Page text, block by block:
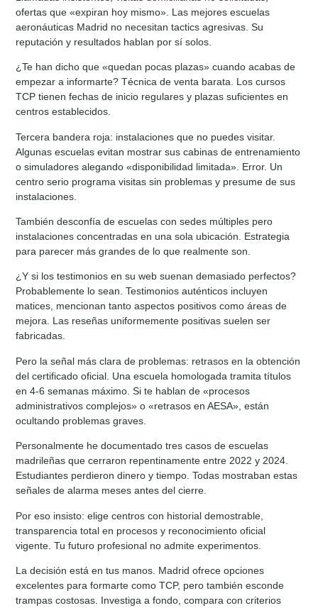
ofertas que «expiran hoy mismo». Las mejores escuelas
aeronáuticas Madrid no necesitan tactics agresivas. Su
reputación y resultados hablan por sí solos.
¿Te han dicho que «quedan pocas plazas» cuando acabas de
empezar a informarte? Técnica de venta barata. Los cursos
TCP tienen fechas de inicio regulares y plazas suficientes en
centros establecidos.
Tercera bandera roja: instalaciones que no puedes visitar.
Algunas escuelas evitan mostrar sus cabinas de entrenamiento
o simuladores alegando «disponibilidad limitada». Error. Un
centro serio programa visitas sin problemas y presume de sus
instalaciones.
También desconfía de escuelas con sedes múltiples pero
instalaciones concentradas en una sola ubicación. Estrategia
para parecer más grandes de lo que realmente son.
¿Y si los testimonios en su web suenan demasiado perfectos?
Probablemente lo sean. Testimonios auténticos incluyen
matices, mencionan tanto aspectos positivos como áreas de
mejora. Las reseñas uniformemente positivas suelen ser
fabricadas.
Pero la señal más clara de problemas: retrasos en la obtención
del certificado oficial. Una escuela homologada tramita títulos
en 4-6 semanas máximo. Si te hablan de «procesos
administrativos complejos» o «retrasos en AESA», están
ocultando problemas graves.
Personalmente he documentado tres casos de escuelas
madrileñas que cerraron repentinamente entre 2022 y 2024.
Estudiantes perdieron dinero y tiempo. Todas mostraban estas
señales de alarma meses antes del cierre.
Por eso insisto: elige centros con historial demostrable,
transparencia total en procesos y reconocimiento oficial
vigente. Tu futuro profesional no admite experimentos.
La decisión está en tus manos. Madrid ofrece opciones
excelentes para formarte como TCP, pero también esconde
trampas costosas. Investiga a fondo, compara con criterios